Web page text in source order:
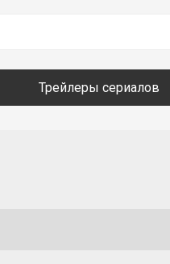
Трейлеры сериалов